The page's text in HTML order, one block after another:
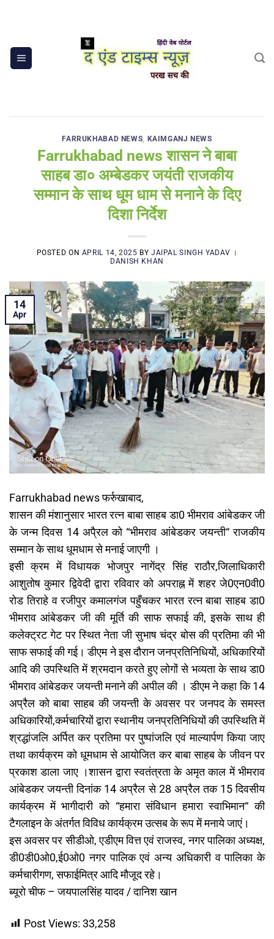
FARRUKHABAD NEWS, KAIMGANJ NEWS
Farrukhabad news शासन ने बाबा
साहब डा० अम्बेडकर जयंती राजकीय
सम्मान के साथ धूम धाम से मनाने के दिए
दिशा निर्देश
POSTED ON APRIL 14, 2025 BY JAIPAL SINGH YADAV ।
DANISH KHAN
14
Apr
Farrukhabad news फर्रुखाबाद,
शासन की मंशानुसार भारत रत्न बाबा साहब डा0 भीमराव आंबेडकर जी
के जन्म दिवस 14 अपै्रल को “भीमराव आंबेडकर जयन्ती“ राजकीय
सम्मान के साथ धूमधाम से मनाई जाएगी ।
इसी क्रम में विधायक भोजपुर नागेंद्र सिंह राठौर,जिलाधिकारी
आशुतोष कुमार द्विवेदी द्वारा रविवार को अपराह्न में शहर जे0एन0वी0
रोड तिराहे व रजीपुर कमालगंज पहुँचकर भारत रत्न बाबा साहब डा0
भीमराव आंबेडकर जी की मूर्ति की साफ सफाई की, इसके साथ ही
कलेक्ट्रट गेट पर स्थित नेता जी सुभाष चंद्र बोस की प्रतिमा की भी
साफ सफाई की गई। डीएम ने इस दौरान जनप्रतिनिधियों, अधिकारियों
आदि की उपस्थिति में श्रमदान करते हुए लोगों से भव्यता के साथ डा0
भीमराव आंबेडकर जयन्ती मनाने की अपील की । डीएम ने कहा कि 14
अप्रैल को बाबा साहब की जयन्ती के अवसर पर जनपद के समस्त
अधिकारियों,कर्मचारियों द्वारा स्थानीय जनप्रतिनिधियों की उपस्थिति में
श्रद्धांजलि अर्पित कर प्रतिमा पर पुष्पांजलि एवं माल्यार्पण किया जाए
तथा कार्यक्रम को धूमधाम से आयोजित कर बाबा साहब के जीवन पर
प्रकाश डाला जाए ।शासन द्वारा स्वतंत्रता के अमृत काल में भीमराव
आंबेडकर जयन्ती दिनांक 14 अप्रैल से 28 अप्रैल तक 15 दिवसीय
कार्यक्रम में भागीदारी को “हमारा संविधान हमारा स्वाभिमान“ की
टैगलाइन के अंतर्गत विविध कार्यक्रम उत्सब के रूप में मनाये जाएं।
इस अवसर पर सीडीओ, एडीएम वित्त एवं राजस्व, नगर पालिका अध्यक्ष,
डी0डी0ओ0,ई0ओ0 नगर पालिक एवं अन्य अधिकारी व पालिका के
कर्मचारीगण, सफाईमित्र आदि मौजूद रहे।
ब्यूरो चीफ – जयपालसिंह यादव / दानिश खान
Post Views: 33,258